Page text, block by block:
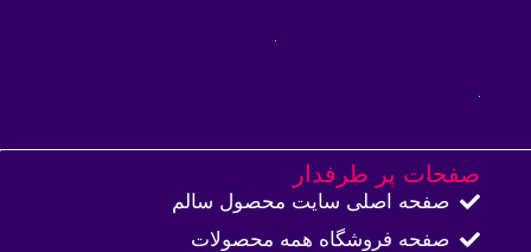
صفحات پر طرفدار
صفحه اصلی سایت محصول سالم
صفحه فروشگاه همه محصولات​